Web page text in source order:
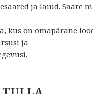
ja laiud. Saare
kus on omapärane
ja